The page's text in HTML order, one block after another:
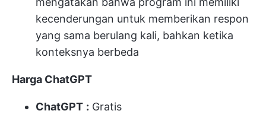
kecenderungan untuk memberikan respon
yang sama berulang kali, bahkan ketika
konteksnya berbeda
Harga ChatGPT
ChatGPT : Gratis